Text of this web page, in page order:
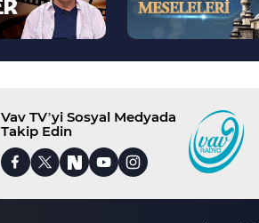
Vav TV’yi Sosyal Medyada
Takip Edin